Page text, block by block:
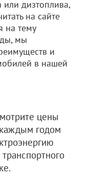
или дизтоплива,
на сайте
на тему
мы
и
в нашей
цены
годом